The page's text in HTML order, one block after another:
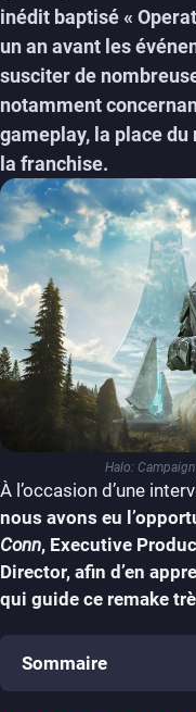
inédit baptisé «
un an avant les
susciter de
notamment
gameplay, la place
la franchise.
Halo:
À l’occasion d’une
nous avons eu
Conn, Executive
Director, afin d’en
qui guide ce remake
Sommaire